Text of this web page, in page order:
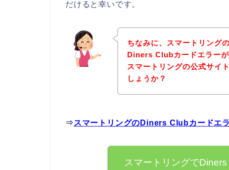
だけると幸いです。
ちなみに、スマートリング
Diners Clubカードエラー
スマートリングの公式サイ
しょうか？
⇒ スマートリングのDiners Clubカードエ
スマートリングで